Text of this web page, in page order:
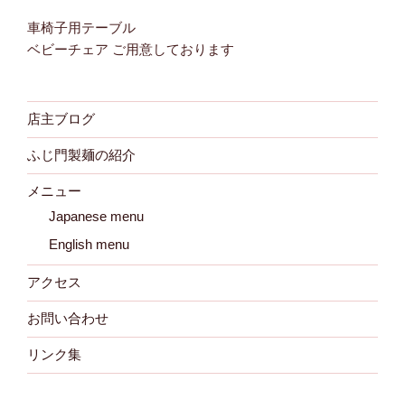
車椅子用テーブル
ベビーチェア ご用意しております
店主ブログ
ふじ門製麺の紹介
メニュー
Japanese menu
English menu
アクセス
お問い合わせ
リンク集